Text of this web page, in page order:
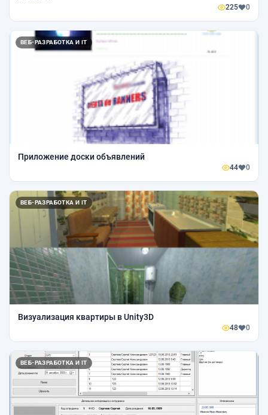
225 0
ВЕБ-РАЗРАБОТКА И IT
Приложение доски объявлений
44 0
ВЕБ-РАЗРАБОТКА И IT
Визуализация квартиры в Unity3D
48 0
ВЕБ-РАЗРАБОТКА И IT